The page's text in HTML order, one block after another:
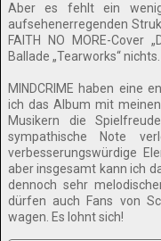
Aber es fehlt ein
aufsehenerregenden
FAITH NO MORE-Cover
Ballade „Tearworks“ nichts.
MINDCRIME haben eine
ich das Album mit
Musikern die
sympathische Note
verbesserungswürdige
aber insgesamt kann ich
dennoch sehr
dürfen auch Fans von
wagen. Es lohnt sich!